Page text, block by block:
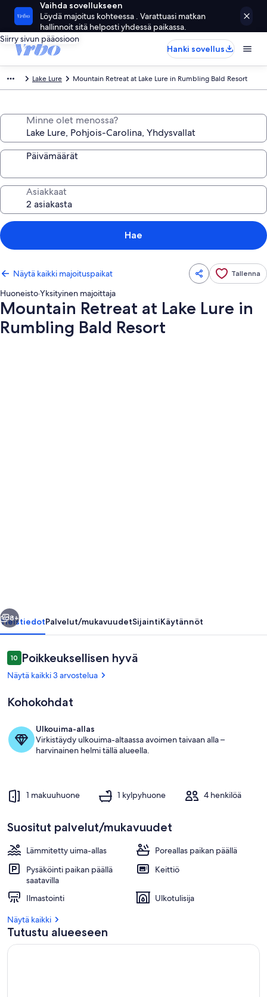
Vaihda sovellukseen
Löydä majoitus kohteessa . Varattuasi matkan
hallinnoit sitä helposti yhdessä paikassa.
Siirry sivun pääosioon
Hanki sovellus
Lake Lure Mountain Retreat at Lake Lure in Rumbling Bald Resort
Minne olet menossa?
Päivämäärät
Asiakkaat
Hae
Näytä kaikki majoituspaikat Tallenna
Huoneisto·Yksityinen majoittaja
Mountain Retreat at Lake Lure in
Rumbling Bald Resort
Bald
Resort
valokuvagalleria
Ulkoruokailutilat
Seuraava
8+
YleistiedotPalvelut/mukavuudetSijaintiKäytännöt
Arvostelut
1010 kautta 10.
Poikkeuksellisen hyvä
Näytä kaikki 3 arvostelua
Kohokohdat
Ulkouima-allas
Virkistäydy ulkouima-altaassa avoimen taivaan alla –
harvinainen helmi tällä alueella.
1 makuuhuone 1 kylpyhuone 4 henkilöä
Suositut palvelut/mukavuudet
Lämmitetty uima-allas
Poreallas paikan päällä
Pysäköinti paikan päällä
saatavilla
Keittiö
Ilmastointi
Ulkotulisija
Näytä kaikki
Tutustu alueeseen